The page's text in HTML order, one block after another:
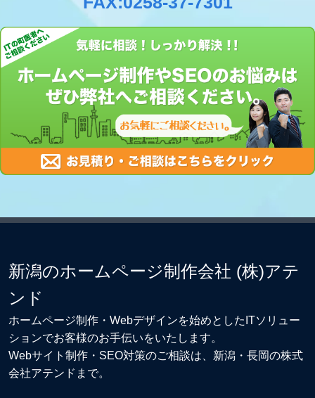
新潟のホームページ制作会社 (株)アテ
ンド
ホームページ制作・Webデザインを始めとしたITソリュー
ションでお客様のお手伝いをいたします。
Webサイト制作 ・ SEO対策のご相談は、新潟・長岡の株式
会社アテンドまで。